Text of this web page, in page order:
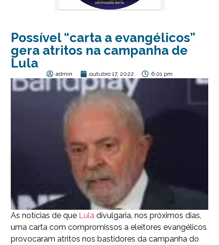
Possível “carta a evangélicos”
gera atritos na campanha de
Lula
admin outubro 17, 2022 6:01 pm
As notícias de que Lula divulgaria, nos próximos dias,
uma carta com compromissos a eleitores evangélicos
provocaram atritos nos bastidores da campanha do